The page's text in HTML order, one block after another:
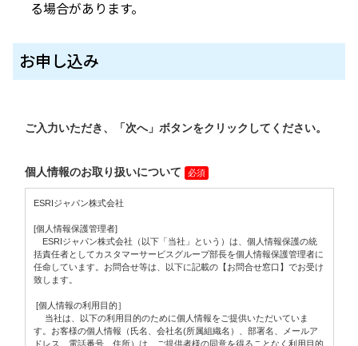
る場合があります。
お申し込み